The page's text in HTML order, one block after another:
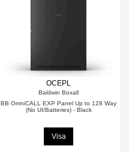
OCEPL
Baldwin Boxall
BB OmniCALL EXP Panel Up to 128 Way
(No UI/Batteries) - Black
Visa